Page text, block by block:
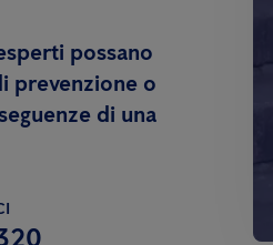
possano
prevenzione o
di una